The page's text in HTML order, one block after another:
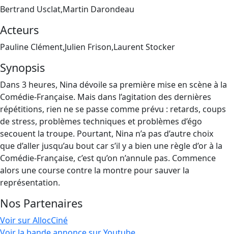
Bertrand Usclat,Martin Darondeau
Acteurs
Pauline Clément,Julien Frison,Laurent Stocker
Synopsis
Dans 3 heures, Nina dévoile sa première mise en scène à la
Comédie-Française. Mais dans l’agitation des dernières
répétitions, rien ne se passe comme prévu : retards, coups
de stress, problèmes techniques et problèmes d’égo
secouent la troupe. Pourtant, Nina n’a pas d’autre choix
que d’aller jusqu’au bout car s’il y a bien une règle d’or à la
Comédie-Française, c’est qu’on n’annule pas. Commence
alors une course contre la montre pour sauver la
représentation.
Nos Partenaires
Voir sur AllocCiné